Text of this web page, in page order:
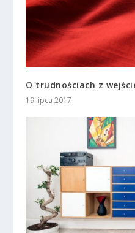
O trudnościach z
19 lipca 2017